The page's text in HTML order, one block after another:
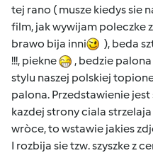
tej rano ( musze kiedys sie
film, jak wywijam poleczke
brawo bija inni
), beda
!!!, piekne
, bedzie
stylu naszej polskiej
palona. Przedstawienie
kazdej strony ciala
wròce, to wstawie jakies
I rozbija sie tzw. szyszke z